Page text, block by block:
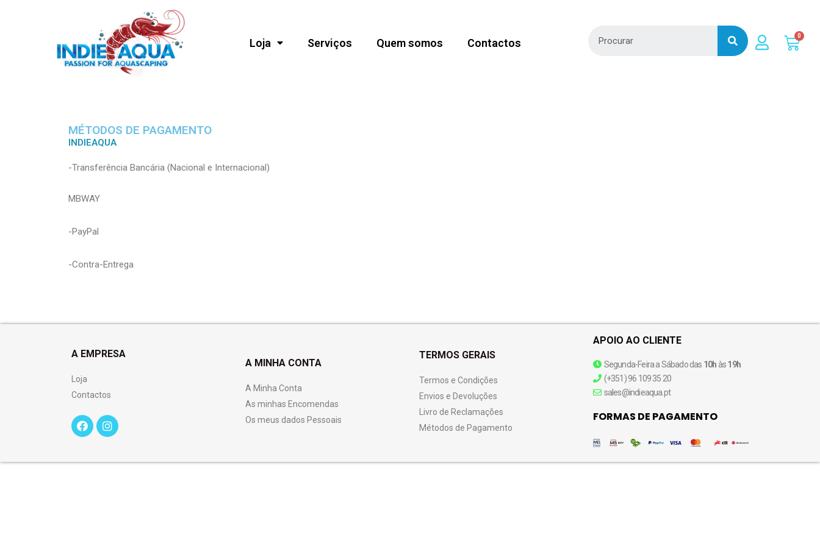
Loja Serviços Quem somos Contactos
MÉTODOS DE PAGAMENTO
INDIEAQUA
-Transferência Bancária (Nacional e Internacional)
MBWAY
-PayPal
-Contra-Entrega
A EMPRESA
Loja
Contactos
A MINHA CONTA
A Minha Conta
As minhas Encomendas
Os meus dados Pessoais
TERMOS GERAIS
Termos e Condições
Envios e Devoluções
Livro de Reclamações
Métodos de Pagamento
APOIO AO CLIENTE
Segunda-Feira a Sábado das 10h às19h
(+351) 96 109 35 20
sales@indieaqua.pt
FORMAS DE PAGAMENTO